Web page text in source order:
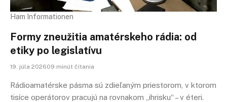
Ham Informationen
Formy zneužitia amatérskeho rádia: od
etiky po legislatívu
19. júla 202609 minút čítania
Rádioamatérske pásma sú zdieľaným priestorom, v ktorom
tisíce operátorov pracujú na rovnakom „ihrisku“ – v éteri.